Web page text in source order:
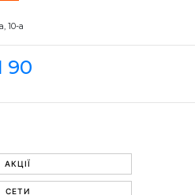
10-a
90
АКЦІЇ
СЕТИ